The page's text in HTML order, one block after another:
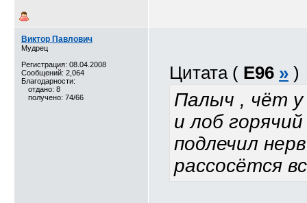
Виктор Павлович
Мудрец
Регистрация: 08.04.2008
Сообщений: 2,064
Благодарности:
отдано: 8
получено: 74/66
Цитата ( E96 » )
Палыч , чёт у
и лоб
подлечил
рассосётся